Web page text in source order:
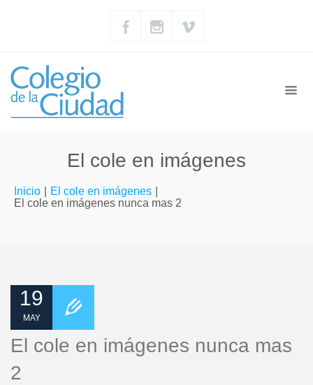
El cole en imágenes
Inicio El cole en imágenes
El cole en imágenes nunca mas 2
19
MAY
El cole en imágenes nunca mas
2